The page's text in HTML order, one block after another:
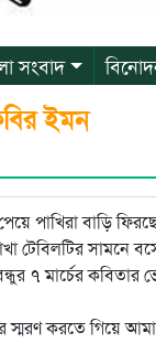
সংবাদ
ইমন
পাখিরা বাড়ি
টেবিলটির সামনে
৭ মার্চের
করতে গিয়ে